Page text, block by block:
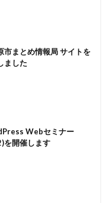
市まとめ情報局 サイトを
ました
Webセミナー
を開催します